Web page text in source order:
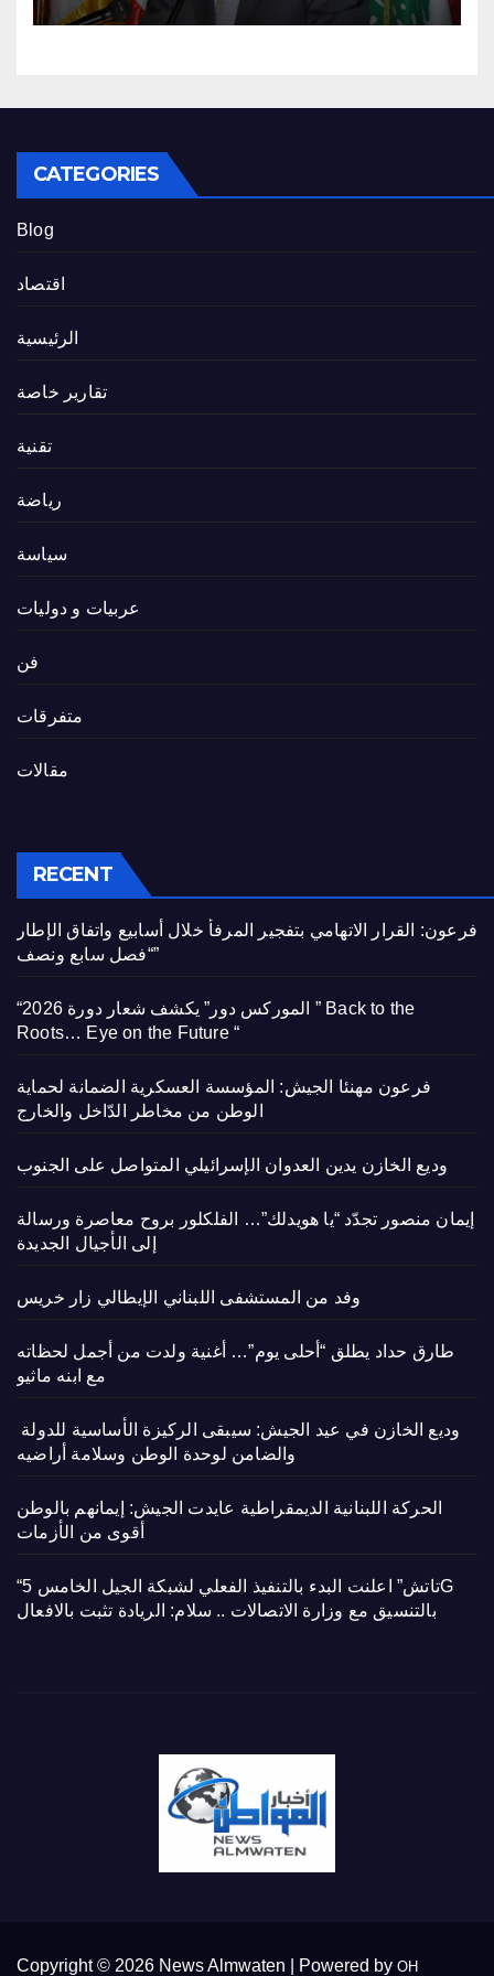
CATEGORIES
Blog
اقتصاد
الرئيسية
تقارير خاصة
تقنية
رياضة
سياسة
عربيات و دوليات
فن
متفرقات
مقالات
RECENT
فرعون: القرار الاتهامي بتفجير المرفأ خلال أسابيع واتفاق الإطار
“فصل سابع ونصف”
“الموركس دور” يكشف شعار دورة 2026 ” Back to the
Roots… Eye on the Future “
فرعون مهنئا الجيش: المؤسسة العسكرية الضمانة لحماية
الوطن من مخاطر الدّاخل والخارج
وديع الخازن يدين العدوان الإسرائيلي المتواصل على الجنوب
إيمان منصور تجدّد “يا هويدلك”… الفلكلور بروح معاصرة ورسالة
إلى الأجيال الجديدة
وفد من المستشفى اللبناني الإيطالي زار خريس
طارق حداد يطلق “أحلى يوم”… أغنية ولدت من أجمل لحظاته
مع ابنه ماثيو
والضامن لوحدة الوطن وسلامة أراضيه
الحركة اللبنانية الديمقراطية عايدت الجيش: إيمانهم بالوطن
أقوى من الأزمات
“تاتش” اعلنت البدء بالتنفيذ الفعلي لشبكة الجيل الخامس 5G
بالتنسيق مع وزارة الاتصالات .. سلام: الريادة تثبت بالافعال
Copyright © 2026 News Almwaten | Powered by OH